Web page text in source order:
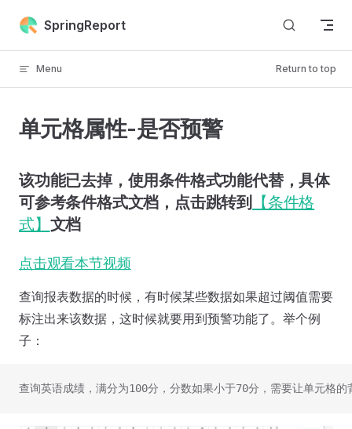
Skip to content
SpringReport
Menu Return to top
单元格属性-是否预警
该功能已去掉，使用条件格式功能代替，具体
可参考条件格式文档，点击跳转到
【条件格
式】 文档
点击观看本节视频
查询报表数据的时候，有时候某些数据如果超过阈值需要
标注出来该数据，这时候就要用到预警功能了。举个例
子：
查询英语成绩，满分为100分，分数如果小于70分，需要让单元格